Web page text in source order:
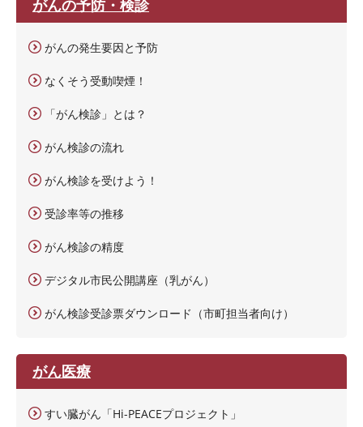
がんの予防・検診
がんの発生要因と予防
なくそう受動喫煙！
「がん検診」とは？
がん検診の流れ
がん検診を受けよう！
受診率等の推移
がん検診の精度
デジタル市民公開講座（乳がん）
がん検診受診票ダウンロード（市町担当者向け）
がん医療
すい臓がん「Hi-PEACEプロジェクト」